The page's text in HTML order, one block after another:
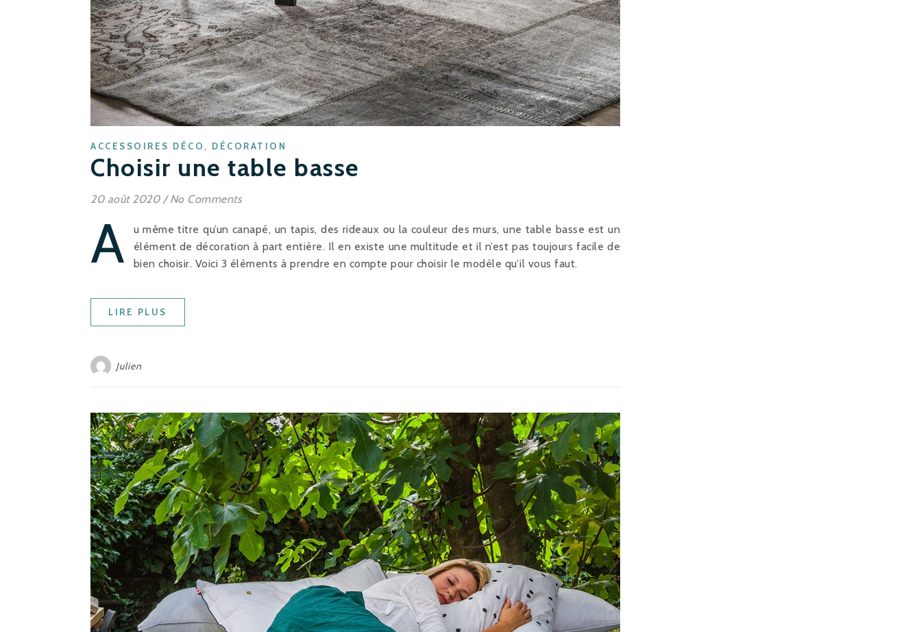
ACCESSOIRES DÉCO , DÉCORATION
Choisir une table basse
20 août 2020 / No Comments
A
u même titre qu’un canapé, un tapis, des rideaux ou la couleur des murs, une table basse est un
élément de décoration à part entière. Il en existe une multitude et il n’est pas toujours facile de
bien choisir. Voici 3 éléments à prendre en compte pour choisir le modèle qu’il vous faut.
LIRE PLUS
Julien